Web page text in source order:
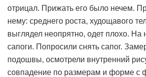
отрицал. Прижать его было нечем.
нему: среднего роста, худощавого
выглядел неопрятно, одет плохо. На
сапоги. Попросили снять сапог.
подошвы, осмотрели внутренний
совпадение по размерам и форме с